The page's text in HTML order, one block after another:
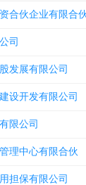
合伙企业有限合
司
发展有限公司
设开发有限公司
限公司
理中心有限合伙
担保有限公司